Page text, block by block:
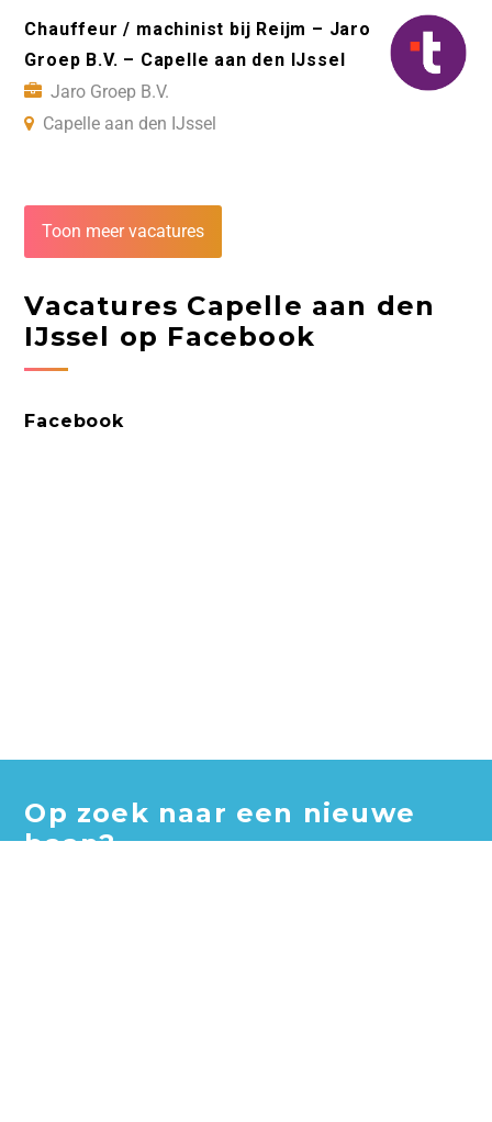
Chauffeur / machinist bij Reijm – Jaro
Groep B.V. – Capelle aan den IJssel
Jaro Groep B.V.
Capelle aan den IJssel
Toon meer vacatures
Vacatures Capelle aan den
IJssel op Facebook
Facebook
Op zoek naar een nieuwe
baan?